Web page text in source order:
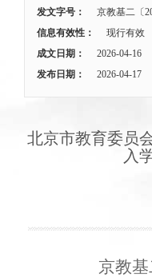
发文字号：
京教基二〔
信息有效性：
现行有效
成文日期：
2026-04-16
发布日期：
2026-04-17
北京市教育委员
入
京教基